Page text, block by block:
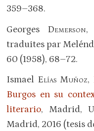
359–368.
Georges Demerson,
traduites par
60 (1958), 68–72.
Ismael Elías Muñoz,
Burgos en su
literario, Madrid,
Madrid, 2016 (tesis